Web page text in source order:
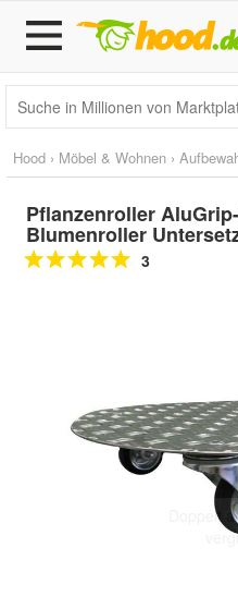
Hood › Möbel & Wohnen ›
Pflanzenroller
Blumenroller
3
Doppelt